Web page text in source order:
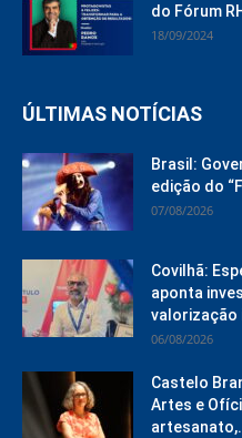
do Fórum
18/09/2024
ÚLTIMAS NOTÍCIAS
Brasil:
edição do
07/08/2026
Covilhã:
aponta
valorização
06/08/2026
Castelo
Artes e